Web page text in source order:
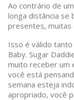
Ao contrário de
longa distância se
presentes, muitas
Isso é válido
Baby. Sugar
muito receber um
você está
semana esteja
apropriado, você